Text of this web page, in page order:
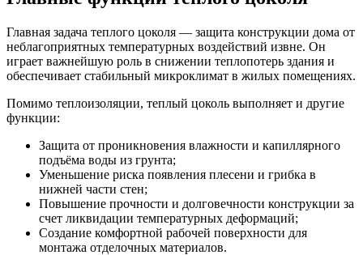
Главная задача теплого цоколя — защита конструкции дома от
неблагоприятных температурных воздействий извне. Он
играет важнейшую роль в снижении теплопотерь здания и
обеспечивает стабильный микроклимат в жилых помещениях.
Помимо теплоизоляции, теплый цоколь выполняет и другие
функции:
Защита от проникновения влажности и капиллярного
подъёма воды из грунта;
Уменьшение риска появления плесени и грибка в
нижней части стен;
Повышение прочности и долговечности конструкции за
счет ликвидации температурных деформаций;
Создание комфортной рабочей поверхности для
монтажа отделочных материалов.